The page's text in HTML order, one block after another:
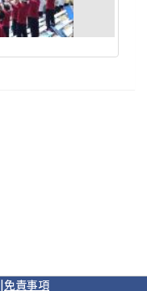
|免責事項